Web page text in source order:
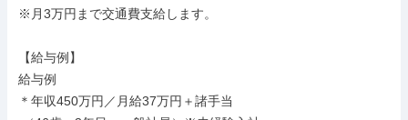
※月3万円まで交通費支給します。
【給与例】
給与例
＊年収450万円／月給37万円＋諸手当